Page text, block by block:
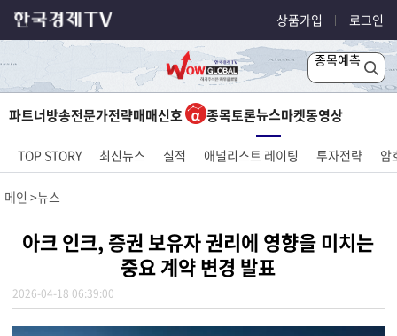
상품가입 로그인
종목예측
파트너방송전문가전략매매신호 종목토론뉴스마켓동영상
TOP STORY 최신뉴스 실적 애널리스트 레이팅 투자전략 암
메인 뉴스
아크 인크, 증권 보유자 권리에 영향을 미치는
중요 계약 변경 발표
2026-04-18 06:39:00